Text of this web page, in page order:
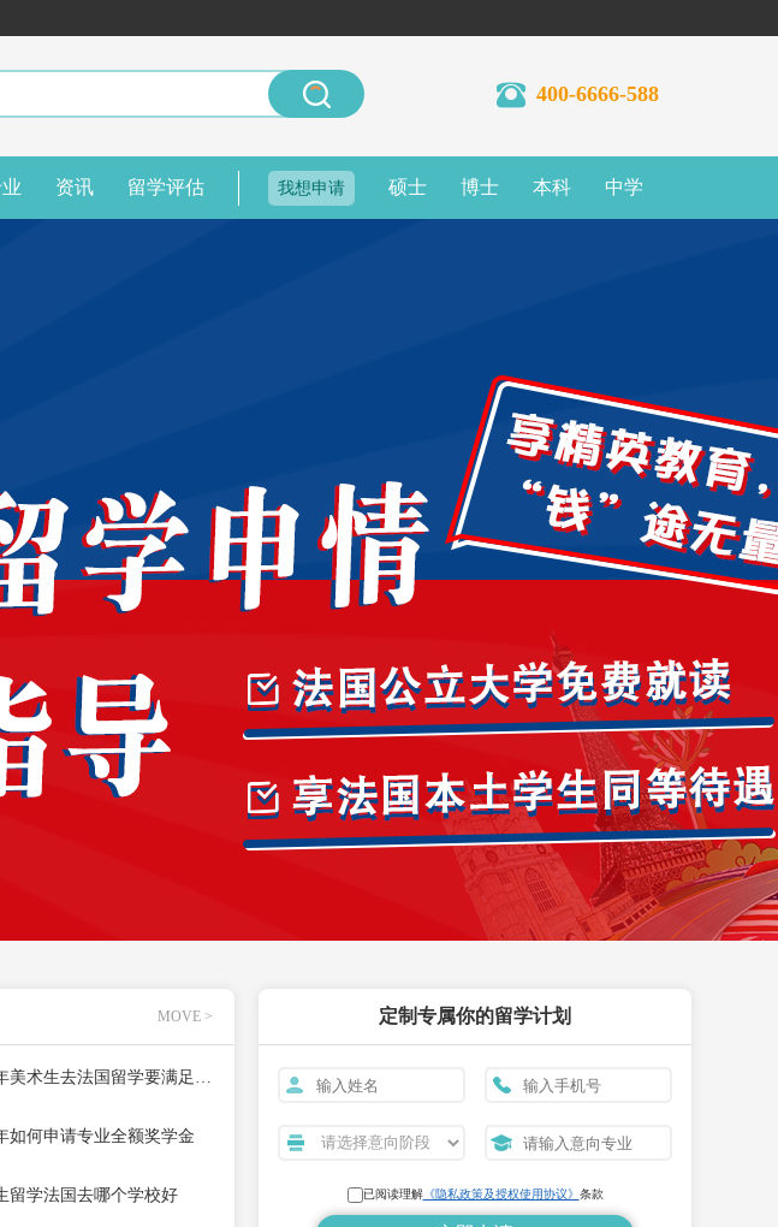
400-6666-588
资讯 留学评估 我想申请 硕士 博士 本科 中学
MOVE >
最新|2024年美术生去法国留学要满足什么要求
如何申请专业全额奖学金
留学法国去哪个学校好
定制专属你的留学计划
已阅读理解《隐私政策及授权使用协议》 条款